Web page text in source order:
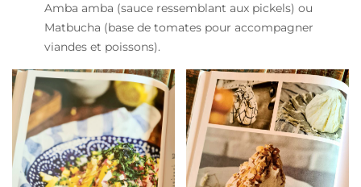
Amba amba (sauce ressemblant aux pickels) ou
Matbucha (base de tomates pour accompagner
viandes et poissons).